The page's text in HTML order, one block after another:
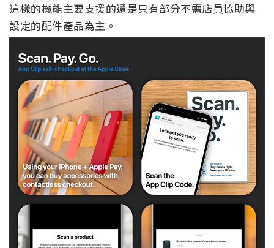
這樣的機能主要支援的還是只有部分不需店員協助與
設定的配件產品為主。